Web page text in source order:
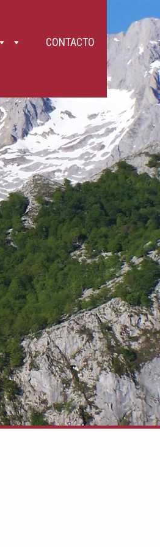
desniveles que, en ocasiones,
grietas que llevan a la
los días de lluvia intensa o
perros sueltos y en la Ruta
y a las muy limitadas
persona y ayuda a los
CONTACTO